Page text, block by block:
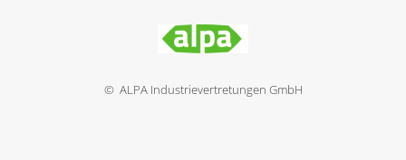
© ALPA Industrievertretungen GmbH